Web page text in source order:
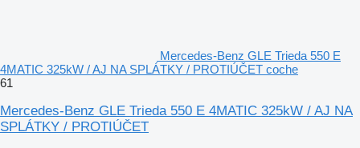
Mercedes-Benz GLE Trieda 550 E
4MATIC 325kW / AJ NA SPLÁTKY / PROTIÚČET coche
61
Mercedes-Benz GLE Trieda 550 E 4MATIC 325kW / AJ NA
SPLÁTKY / PROTIÚČET